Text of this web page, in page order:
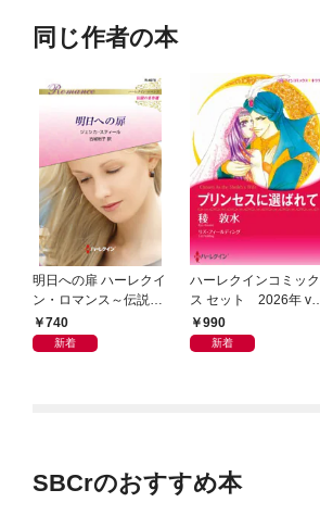
同じ作者の本
明日への扉 ハーレクイ
ン・ロマンス～伝説の
名作選～【ハーレクイ
ン・ロマンス版】
740
新着
ハーレクインコミック
ス セット 2026年 vo
l.961
990
新着
SBCrのおすすめ本